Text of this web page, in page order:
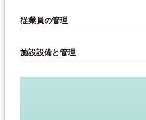
従業員の管理
施設設備と管理